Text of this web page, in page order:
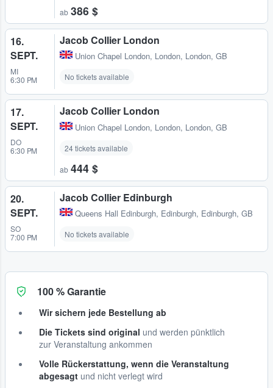
ab 386 $
16.
SEPT.
MI
6:30 PM
Jacob Collier London
Union Chapel London, London, London, GB
No tickets available
17.
SEPT.
DO
6:30 PM
Jacob Collier London
Union Chapel London, London, London, GB
24 tickets available
ab 444 $
20.
SEPT.
SO
7:00 PM
Jacob Collier Edinburgh
Queens Hall Edinburgh, Edinburgh, Edinburgh, GB
No tickets available
100 % Garantie
Wir sichern jede Bestellung ab
Die Tickets sind original und werden pünktlich
zur Veranstaltung ankommen
Volle Rückerstattung, wenn die Veranstaltung
abgesagt und nicht verlegt wird